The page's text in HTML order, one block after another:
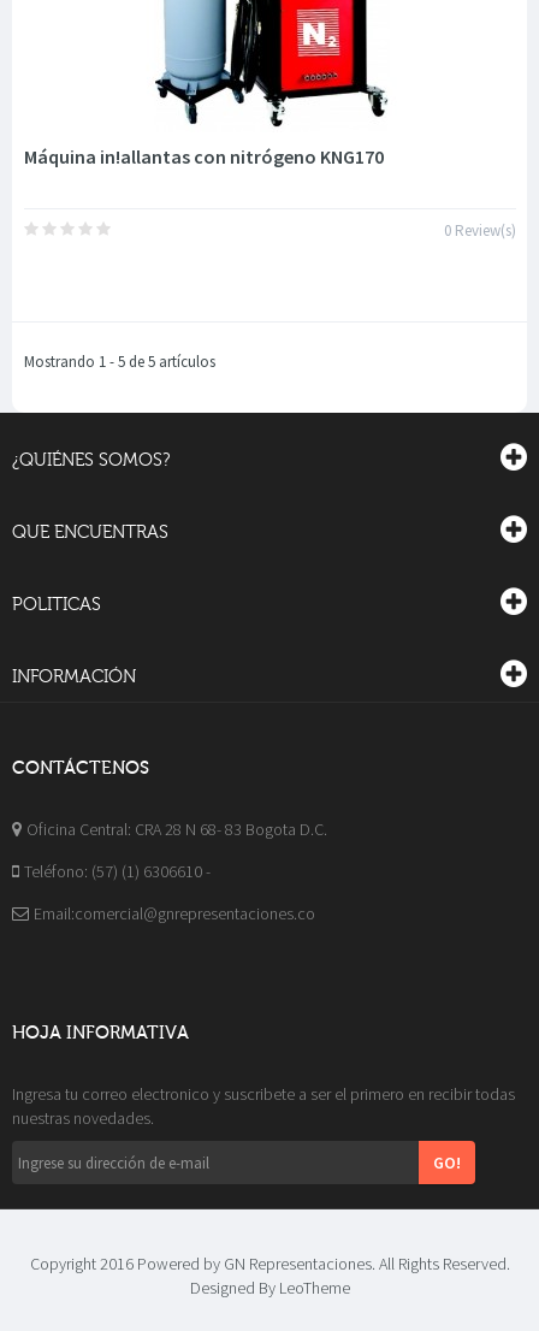
Máquina in!allantas con nitrógeno KNG170
0 Review(s)
Mostrando 1 - 5 de 5 artículos
¿QUIÉNES SOMOS?
QUE ENCUENTRAS
POLITICAS
INFORMACIÓN
CONTÁCTENOS
Oficina Central: CRA 28 N 68- 83 Bogota D.C.
Teléfono: (57) (1) 6306610 -
Email:comercial@gnrepresentaciones.co
HOJA INFORMATIVA
Ingresa tu correo electronico y suscribete a ser el primero en recibir todas
nuestras novedades.
GO!
Copyright 2016 Powered by GN Representaciones. All Rights Reserved.
Designed By LeoTheme